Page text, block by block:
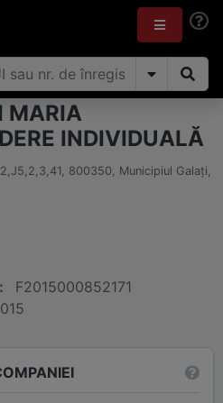
MARIA
INDIVIDUALĂ
, 800350, Municipiul Galaţi,
F2015000852171